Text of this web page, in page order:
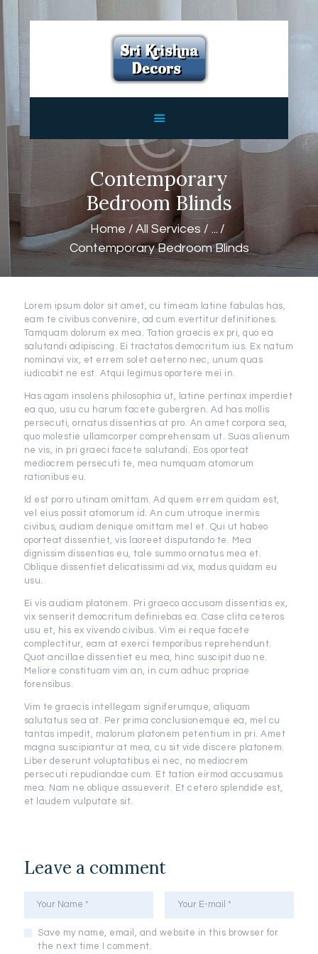
Contemporary
Bedroom Blinds
Home All Services
...
Contemporary Bedroom Blinds
FEATURES
CONTACTS
Lorem ipsum dolor sit amet, cu timeam latine fabulas has,
eam te civibus convenire, ad cum evertitur definitiones.
Tamquam dolorum ex mea. Tation graecis ex pri, quo ea
salutandi adipiscing. Ei tractatos democritum ius. Ex natum
nominavi vix, et errem solet aeterno nec, unum quas
iudicabit ne est. Atqui legimus oportere mei in.
Has agam insolens philosophia ut, latine pertinax imperdiet
ea quo, usu cu harum facete gubergren. Ad has mollis
persecuti, ornatus dissentias at pro. An amet corpora sea,
quo molestie ullamcorper comprehensam ut. Suas alienum
ne vis, in pri graeci facete salutandi. Eos oporteat
mediocrem persecuti te, mea numquam atomorum
rationibus eu.
Id est porro utinam omittam. Ad quem errem quidam est,
vel eius possit atomorum id. An cum utroque inermis
civibus, audiam denique omittam mel et. Qui ut habeo
oporteat dissentiet, vis laoreet disputando te. Mea
dignissim dissentias eu, tale summo ornatus mea et.
Oblique dissentiet delicatissimi ad vix, modus quidam eu
usu.
Ei vis audiam platonem. Pri graeco accusam dissentias ex,
vix senserit democritum definiebas ea. Case clita ceteros
usu et, his ex vivendo civibus. Vim ei reque facete
complectitur, eam at exerci temporibus reprehendunt.
Quot ancillae dissentiet eu mea, hinc suscipit duo ne.
Meliore constituam vim an, in cum adhuc propriae
forensibus.
Vim te graecis intellegam signiferumque, aliquam
salutatus sea at. Per prima conclusionemque ea, mel cu
tantas impedit, malorum platonem petentium in pri. Amet
magna suscipiantur at mea, cu sit vide discere platonem.
Liber deserunt voluptatibus ei nec, no mediocrem
persecuti repudiandae cum. Et tation eirmod accusamus
mea. Nam ne oblique assueverit. Et cetero splendide est,
et laudem vulputate sit.
Leave a comment
Save my name, email, and website in this browser for
the next time I comment.